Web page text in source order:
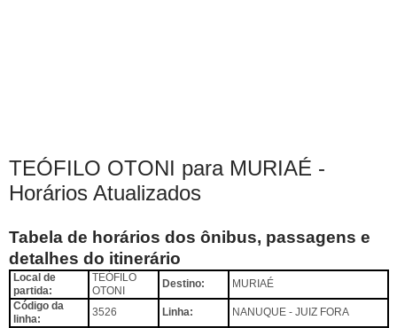
TEÓFILO OTONI para MURIAÉ -
Horários Atualizados
Tabela de horários dos ônibus, passagens e
detalhes do itinerário
Local de
partida:
TEÓFILO
OTONI
Destino:
MURIAÉ
Código da
linha:
3526 Linha:
NANUQUE - JUIZ FORA